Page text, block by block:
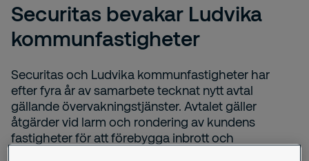
Securitas bevakar Ludvika
kommunfastigheter
Securitas och Ludvika kommunfastigheter har
efter fyra år av samarbete tecknat nytt avtal
gällande övervakningstjänster. Avtalet gäller
åtgärder vid larm och rondering av kundens
fastigheter för att förebygga inbrott och